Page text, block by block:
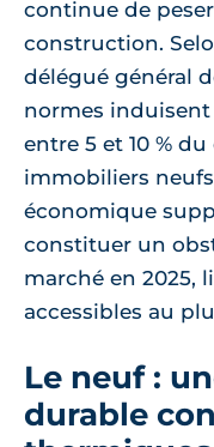
continue de
construction.
délégué général
normes
entre 5 et 10 %
immobiliers
économique
constituer un
marché en 2025,
accessibles au
Le neuf :
durable